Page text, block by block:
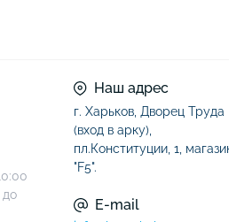
до
Наш адрес
г. Харьков, Дворец Труда
(вход в арку),
пл.Конституции, 1,
"F5".
E-mail